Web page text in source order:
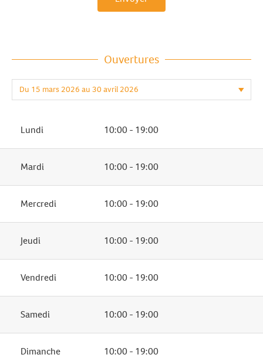
Ouvertures
Lundi 10:00 - 19:00
Mardi 10:00 - 19:00
Mercredi 10:00 - 19:00
Jeudi 10:00 - 19:00
Vendredi 10:00 - 19:00
Samedi 10:00 - 19:00
Dimanche 10:00 - 19:00